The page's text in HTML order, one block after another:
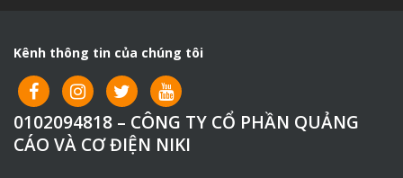
Kênh thông tin của chúng tôi
0102094818 – CÔNG TY CỔ PHẦN QUẢNG
CÁO VÀ CƠ ĐIỆN NIKI